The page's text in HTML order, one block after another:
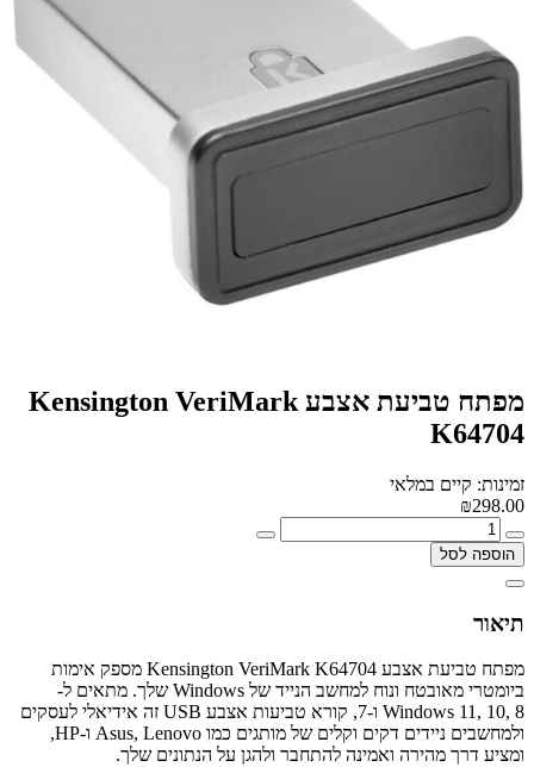
מפתח טביעת אצבע Kensington VeriMark
K64704
זמינות: קיים במלאי
₪298.00
הוספה לסל
תיאור
מפתח טביעת אצבע Kensington VeriMark K64704 מספק אימות
ביומטרי מאובטח ונוח למחשב הנייד של Windows שלך. מתאים ל-
Windows 11, 10, 8 ו-7, קורא טביעות אצבע USB זה אידיאלי לעסקים
ולמחשבים ניידים דקים וקלים של מותגים כמו Asus, Lenovo ו-HP,
ומציע דרך מהירה ואמינה להתחבר ולהגן על הנתונים שלך.